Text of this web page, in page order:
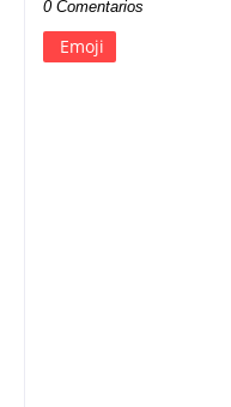
0 Comentarios
Emoji